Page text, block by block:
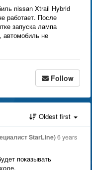
nissan Xtrail Hybrid
работает. После
запуска лампа
автомобиль не
Follow
Oldest first
StarLine)6 years
показывать